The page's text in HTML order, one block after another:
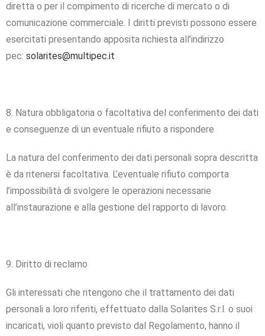
diretta o per il compimento di ricerche di mercato o di
comunicazione commerciale. I diritti previsti possono essere
esercitati presentando apposita richiesta all’indirizzo
pec: solarites@multipec.it
8. Natura obbligatoria o facoltativa del conferimento dei dati
e conseguenze di un eventuale rifiuto a rispondere
La natura del conferimento dei dati personali sopra descritta
è da ritenersi facoltativa. L’eventuale rifiuto comporta
l’impossibilità di svolgere le operazioni necessarie
all’instaurazione e alla gestione del rapporto di lavoro.
9. Diritto di reclamo
Gli interessati che ritengono che il trattamento dei dati
personali a loro riferiti, effettuato dalla Solarites S.r.l. o suoi
incaricati, violi quanto previsto dal Regolamento, hanno il